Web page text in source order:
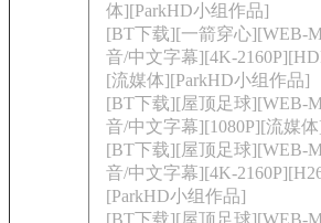
体][ParkHD小组作品]
[BT下载][一箭穿心][WEB-
音/中文字幕][4K-
[流媒体][ParkHD小组作品]
[BT下载][屋顶足球][WEB-
音/中文字幕][1080P][流媒
[BT下载][屋顶足球][WEB-
音/中文字幕][4K-
[ParkHD小组作品]
[BT下载][屋顶足球][WEB-